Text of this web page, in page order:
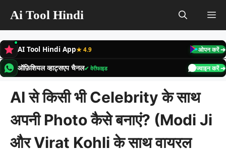
content
Ai Tool Hindi
AI Tool Hindi App★ 4.9 ओपन करें ➔
ऑफ़िशियल व्हाट्सएप चैनल✔ वेरीफाइड ज्वाइन करें ➔
AI से किसी भी Celebrity के साथ
अपनी Photo कैसे बनाएं? (Modi Ji
और Virat Kohli के साथ वायरल